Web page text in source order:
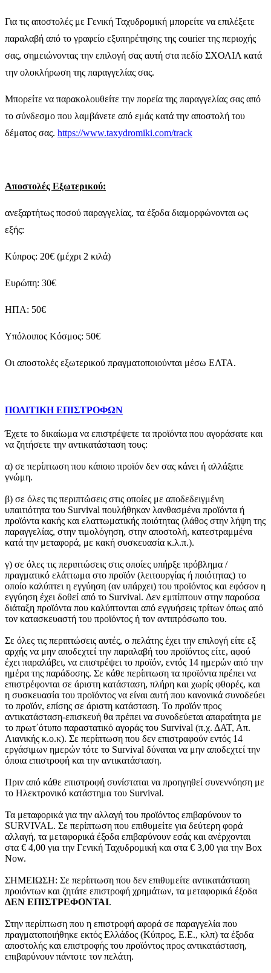
Για τις αποστολές με Γενική Ταχυδρομική μπορείτε να επιλέξετε
παραλαβή από το γραφείο εξυπηρέτησης της courier της περιοχής
σας, σημειώνοντας την επιλογή σας αυτή στα πεδίο ΣΧΟΛΙΑ κατά
την ολοκλήρωση της παραγγελίας σας.
Μπορείτε να παρακολουθείτε την πορεία της παραγγελίας σας από
το σύνδεσμο που λαμβάνετε από εμάς κατά την αποστολή του
δέματος σας. https://www.taxydromiki.com/track
Αποστολές Εξωτερικού:
ανεξαρτήτως ποσού παραγγελίας, τα έξοδα διαμορφώνονται ως
εξής:
Κύπρος: 20€ (μέχρι 2 κιλά)
Ευρώπη: 30€
ΗΠΑ: 50€
Υπόλοιπος Κόσμος: 50€
Οι αποστολές εξωτερικού πραγματοποιούνται μέσω ΕΛΤΑ.
ΠΟΛΙΤΙΚΗ ΕΠΙΣΤΡΟΦΩΝ
Έχετε το δικαίωμα να επιστρέψετε τα προϊόντα που αγοράσατε και
να ζητήσετε την αντικατάσταση τους:
α) σε περίπτωση που κάποιο προϊόν δεν σας κάνει ή αλλάξατε
γνώμη.
β) σε όλες τις περιπτώσεις στις οποίες με αποδεδειγμένη
υπαιτιότητα του Survival πουλήθηκαν λανθασμένα προϊόντα ή
προϊόντα κακής και ελαττωματικής ποιότητας (λάθος στην λήψη της
παραγγελίας, στην τιμολόγηση, στην αποστολή, κατεστραμμένα
κατά την μεταφορά, με κακή συσκευασία κ.λ.π.).
γ) σε όλες τις περιπτώσεις στις οποίες υπήρξε πρόβλημα /
πραγματικό ελάττωμα στο προϊόν (λειτουργίας ή ποιότητας) το
οποίο καλύπτει η εγγύηση (αν υπάρχει) του προϊόντος και εφόσον η
εγγύηση έχει δοθεί από το Survival. Δεν εμπίπτουν στην παρούσα
διάταξη προϊόντα που καλύπτονται από εγγυήσεις τρίτων όπως από
τον κατασκευαστή του προϊόντος ή τον αντιπρόσωπο του.
Σε όλες τις περιπτώσεις αυτές, ο πελάτης έχει την επιλογή είτε εξ
αρχής να μην αποδεχτεί την παραλαβή του προϊόντος είτε, αφού
έχει παραλάβει, να επιστρέψει το προϊόν, εντός 14 ημερών από την
ημέρα της παράδοσης. Σε κάθε περίπτωση τα προϊόντα πρέπει να
επιστρέφονται σε άριστη κατάσταση, πλήρη και χωρίς φθορές, και
η συσκευασία του προϊόντος να είναι αυτή που κανονικά συνοδεύει
το προϊόν, επίσης σε άριστη κατάσταση. Το προϊόν προς
αντικατάσταση-επισκευή θα πρέπει να συνοδεύεται απαραίτητα με
το πρωτ΄ότυπο παραστατικό αγοράς του Survival (π.χ. ΔΑΤ, Απ.
Λιανικής κ.ο.κ). Σε περίπτωση που δεν επιστραφούν εντός 14
εργάσιμων ημερών τότε το Survival δύναται να μην αποδεχτεί την
όποια επιστροφή και την αντικατάσταση.
Πριν από κάθε επιστροφή συνίσταται να προηγηθεί συνεννόηση με
το Ηλεκτρονικό κατάστημα του Survival.
Τα μεταφορικά για την αλλαγή του προϊόντος επιβαρύνουν το
SURVIVAL. Σε περίπτωση που επιθυμείτε για δεύτερη φορά
αλλαγή, τα μεταφορικά έξοδα επιβαρύνουν εσάς και ανέρχονται
στα € 4,00 για την Γενική Ταχυδρομική και στα € 3,00 για την Box
Now.
ΣΗΜΕΙΩΣΗ: Σε περίπτωση που δεν επιθυμείτε αντικατάσταση
προιόντων και ζητάτε επιστροφή χρημάτων, τα μεταφορικά έξοδα
ΔΕΝ ΕΠΙΣΤΡΕΦΟΝΤΑΙ.
Στην περίπτωση που η επιστροφή αφορά σε παραγγελία που
πραγματοποιήθηκε εκτός Ελλάδος (Κύπρος, Ε.Ε., κλπ) τα έξοδα
αποστολής και επιστροφής του προϊόντος προς αντικατάσταση,
επιβαρύνουν πάντοτε τον πελάτη.